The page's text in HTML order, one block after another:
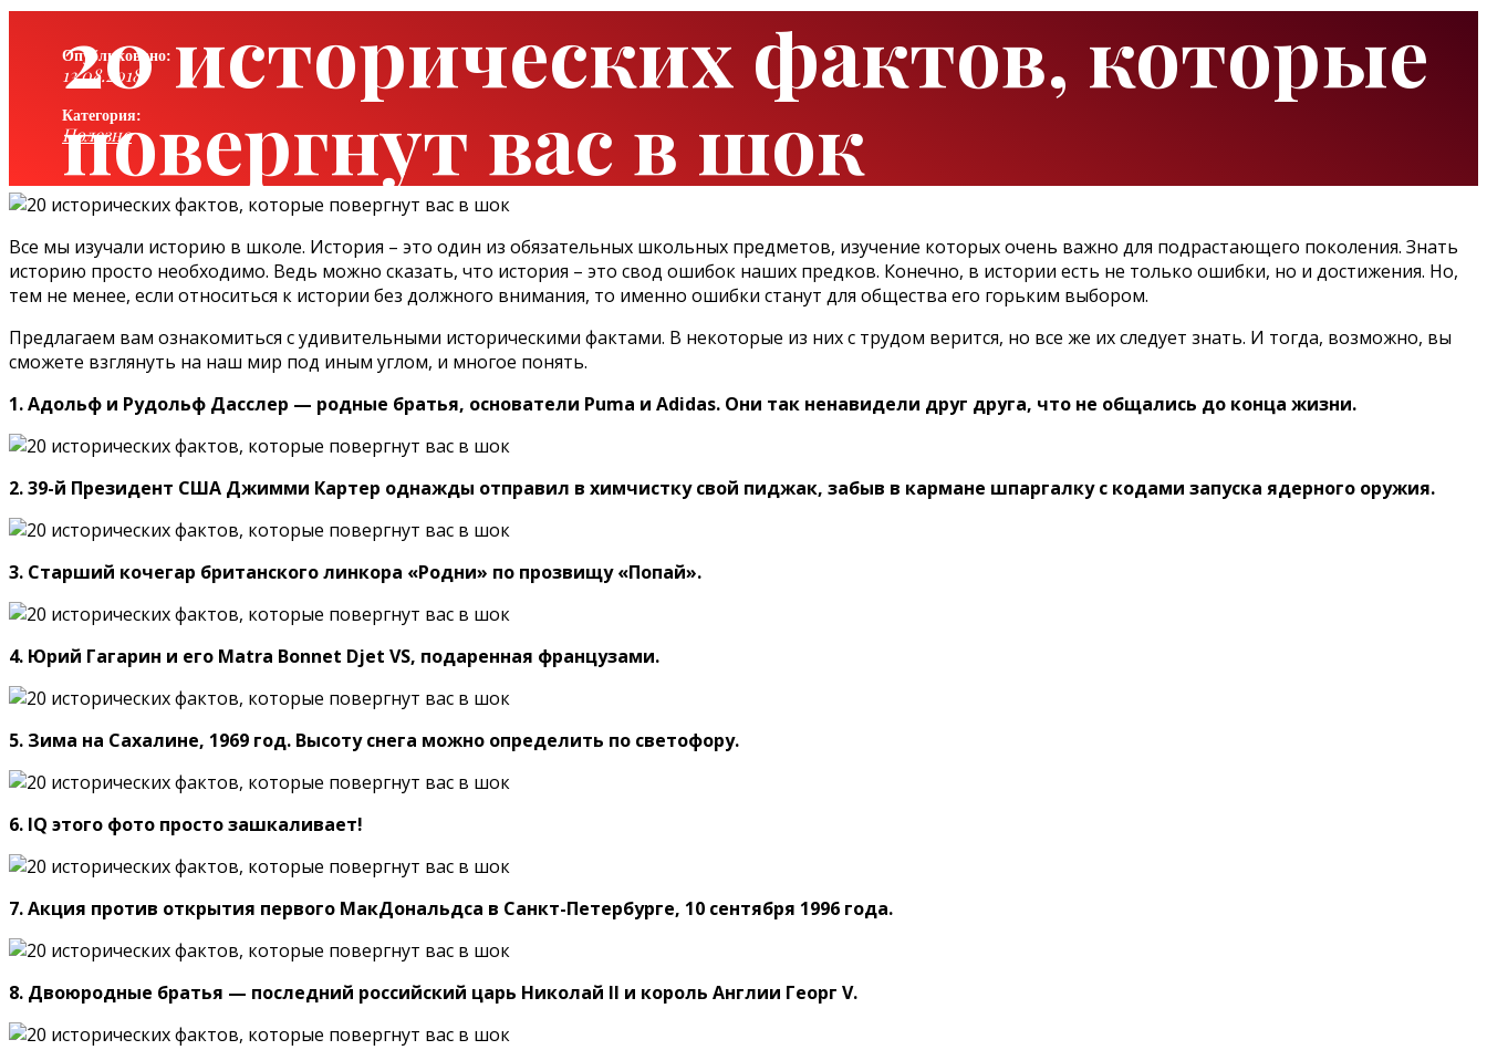
20 исторических фактов, которые
повергнут вас в шок
Опубликовано:
13.08.2018
Категория:
Полезно
Все мы изучали историю в школе. История – это один из обязательных школьных предметов, изучение которых очень важно для подрастающего поколения. Знать
историю просто необходимо. Ведь можно сказать, что история – это свод ошибок наших предков. Конечно, в истории есть не только ошибки, но и достижения. Но,
тем не менее, если относиться к истории без должного внимания, то именно ошибки станут для общества его горьким выбором.
Предлагаем вам ознакомиться с удивительными историческими фактами. В некоторые из них с трудом верится, но все же их следует знать. И тогда, возможно, вы
сможете взглянуть на наш мир под иным углом, и многое понять.
1. Адольф и Рудольф Дасслер — родные братья, основатели Puma и Adidas. Они так ненавидели друг друга, что не общались до конца жизни.
2. 39-й Президент США Джимми Картер однажды отправил в химчистку свой пиджак, забыв в кармане шпаргалку с кодами запуска ядерного оружия.
3. Старший кочегар британского линкора «Родни» по прозвищу «Попай».
4. Юрий Гагарин и его Matra Bonnet Djet VS, подаренная французами.
5. Зима на Сахалине, 1969 год. Высоту снега можно определить по светофору.
6. IQ этого фото просто зашкаливает!
7. Акция против открытия первого МакДональдса в Санкт-Петербурге, 10 сентября 1996 года.
8. Двоюродные братья — последний российский царь Николай II и король Англии Георг V.